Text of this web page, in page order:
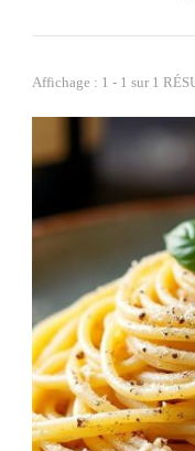
Affichage : 1 - 1 sur 1